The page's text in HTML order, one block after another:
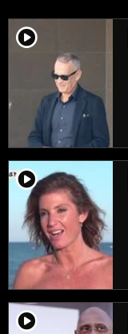
player2
player2
player2